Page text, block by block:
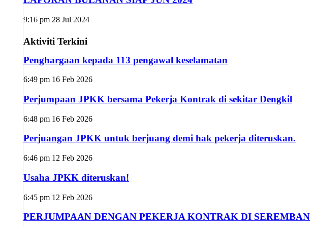
9:16 pm 28 Jul 2024
Aktiviti Terkini
Penghargaan kepada 113 pengawal keselamatan
6:49 pm 16 Feb 2026
Perjumpaan JPKK bersama Pekerja Kontrak di sekitar Dengkil
6:48 pm 16 Feb 2026
Perjuangan JPKK untuk berjuang demi hak pekerja diteruskan.
6:46 pm 12 Feb 2026
Usaha JPKK diteruskan!
6:45 pm 12 Feb 2026
PERJUMPAAN DENGAN PEKERJA KONTRAK DI SEREMBAN